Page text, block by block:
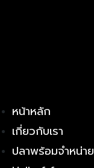
หน้าหลัก
เกี่ยวกับเรา
ปลาพร้อมจำหน่าย